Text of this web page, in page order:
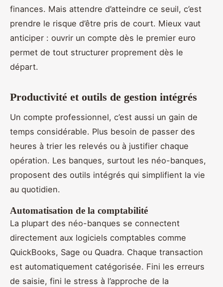
finances. Mais attendre d’atteindre ce seuil, c’est
prendre le risque d’être pris de court. Mieux vaut
anticiper : ouvrir un compte dès le premier euro
permet de tout structurer proprement dès le
départ.
Productivité et outils de gestion intégrés
Un compte professionnel, c’est aussi un gain de
temps considérable. Plus besoin de passer des
heures à trier les relevés ou à justifier chaque
opération. Les banques, surtout les néo-banques,
proposent des outils intégrés qui simplifient la vie
au quotidien.
Automatisation de la comptabilité
La plupart des néo-banques se connectent
directement aux logiciels comptables comme
QuickBooks, Sage ou Quadra. Chaque transaction
est automatiquement catégorisée. Fini les erreurs
de saisie, fini le stress à l’approche de la